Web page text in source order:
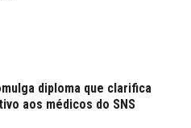
diploma que clarifica
aos médicos do SNS